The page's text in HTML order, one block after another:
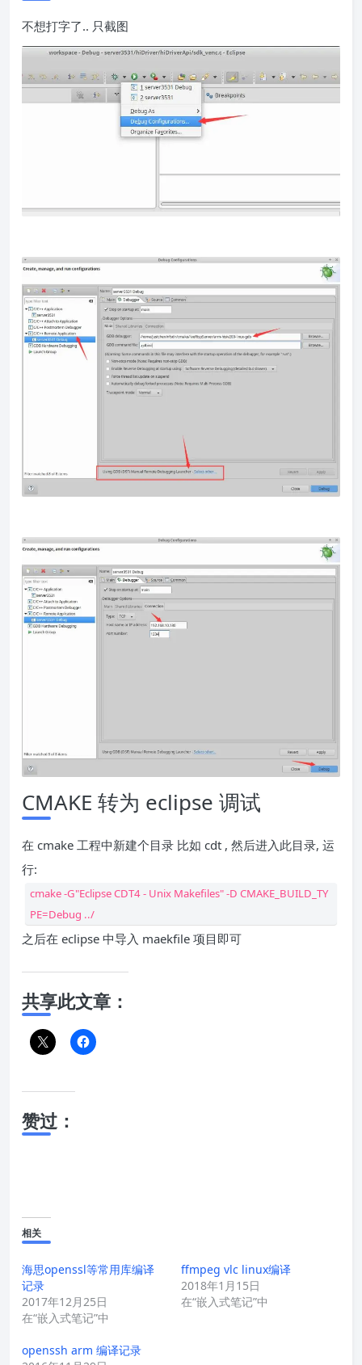
不想打字了.. 只截图
CMAKE 转为 eclipse 调试
在 cmake 工程中新建个目录 比如 cdt , 然后进入此目录, 运
行:
cmake -G"Eclipse CDT4 - Unix Makefiles" -D CMAKE_BUILD_TY
PE=Debug ../
之后在 eclipse 中导入 maekfile 项目即可
共享此文章：
赞过：
相关
海思openssl等常用库编译
记录
2017年12月25日
在“嵌入式笔记”中
ffmpeg vlc linux编译
2018年1月15日
在“嵌入式笔记”中
openssh arm 编译记录